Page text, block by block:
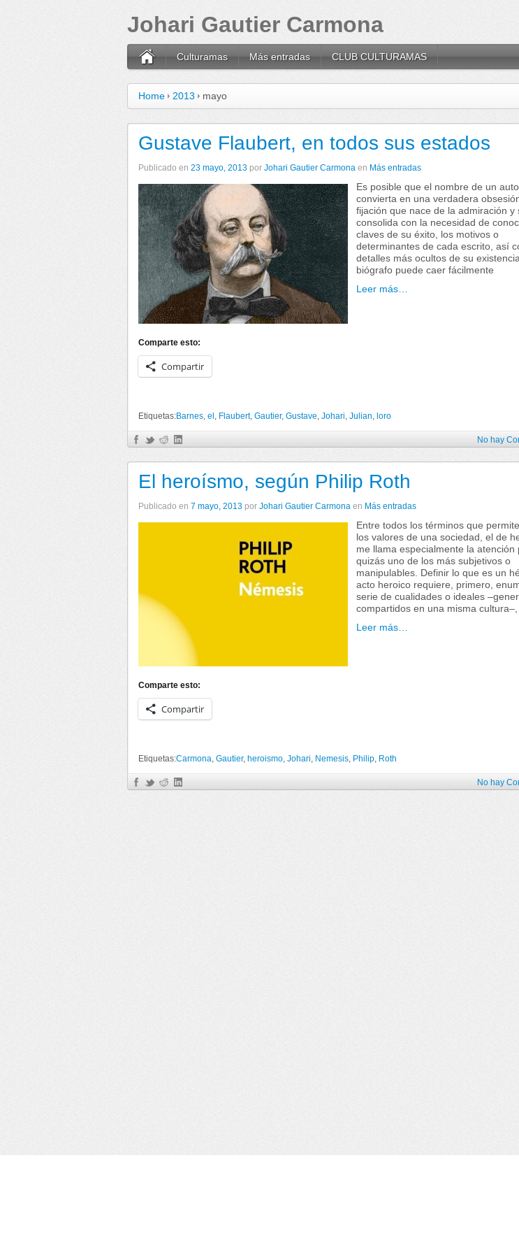
Johari Gautier Carmona
Culturamas Más entradas CLUB CULTURAMAS
Home 2013 mayo
Gustave Flaubert, en todos sus estados
Publicado en 23 mayo, 2013 por Johari Gautier Carmona en Más entradas
Es posible que el nombre de un
convierta en una verdadera
fijación que nace de la admiración y
consolida con la necesidad de
claves de su éxito, los motivos o
determinantes de cada escrito, así
detalles más ocultos de su
biógrafo puede caer fácilmente
Leer más…
Comparte esto:
Compartir
Etiquetas:Barnes, el , Flaubert, Gautier, Gustave, Johari, Julian, loro
No hay
El heroísmo, según Philip Roth
Publicado en 7 mayo, 2013 por Johari Gautier Carmona en Más entradas
Entre todos los términos que
los valores de una sociedad, el de
me llama especialmente la atención
quizás uno de los más subjetivos o
manipulables. Definir lo que es un
acto heroico requiere, primero,
serie de cualidades o ideales
compartidos en una misma cultura–,
Leer más…
Comparte esto:
Compartir
Etiquetas:Carmona, Gautier, heroismo, Johari, Nemesis, Philip, Roth
No hay